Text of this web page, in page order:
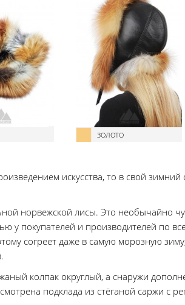
ЗОЛОТО
искусства, то в свой зимний
норвежской лисы. Это необычайно
у покупателей и производителей по
согреет даже в самую морозную
колпак округлый, а снаружи
подклада из стёганой саржи с